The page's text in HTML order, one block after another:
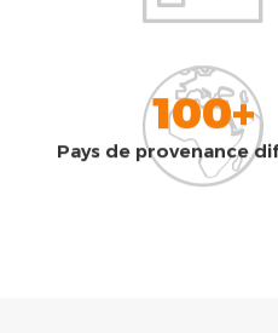
100+
Pays de provenance